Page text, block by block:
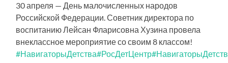
30 апреля — День малочисленных народов
Российской Федерации. Советник директора по
воспитанию Лейсан Фларисовна Хузина провела
внеклассное мероприятие со своим 8 классом!
#НавигаторыДетства#РосДетЦентр